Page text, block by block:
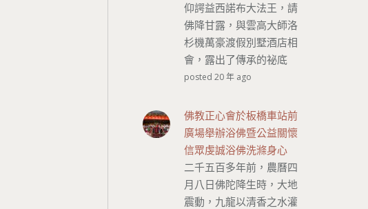
仰諤益西諾布大法王，請
佛降甘露，與雲高大師洛
杉機萬豪渡假別墅酒店相
會，露出了傳承的祕底
posted 20 年 ago
佛教正心會於板橋車站前
廣場舉辦浴佛暨公益關懷
信眾虔誠浴佛洗滌身心
二千五百多年前，農曆四
月八日佛陀降生時，大地
震動，九龍以清香之水灌